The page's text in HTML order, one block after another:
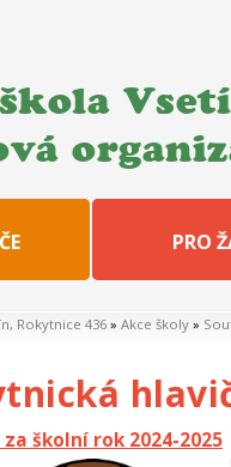
PRO
Rokytnice 436» Akce školy »
školní rok 2024-2025